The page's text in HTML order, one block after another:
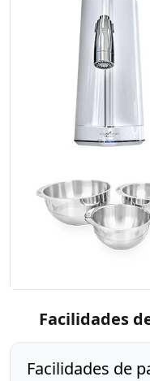
Facilidades
Facilidades de